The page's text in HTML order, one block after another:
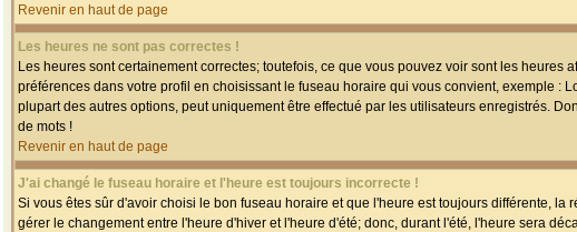
Revenir en haut de page
Les heures ne sont pas correctes !
Les heures sont certainement correctes; toutefois, ce que vous pouvez voir sont les
préférences dans votre profil en choisissant le fuseau horaire qui vous convient, exemple :
plupart des autres options, peut uniquement être effectué par les utilisateurs enregistrés.
de mots !
Revenir en haut de page
J'ai changé le fuseau horaire et l'heure est toujours incorrecte !
Si vous êtes sûr d'avoir choisi le bon fuseau horaire et que l'heure est toujours différente,
gérer le changement entre l'heure d'hiver et l'heure d'été; donc, durant l'été, l'heure sera